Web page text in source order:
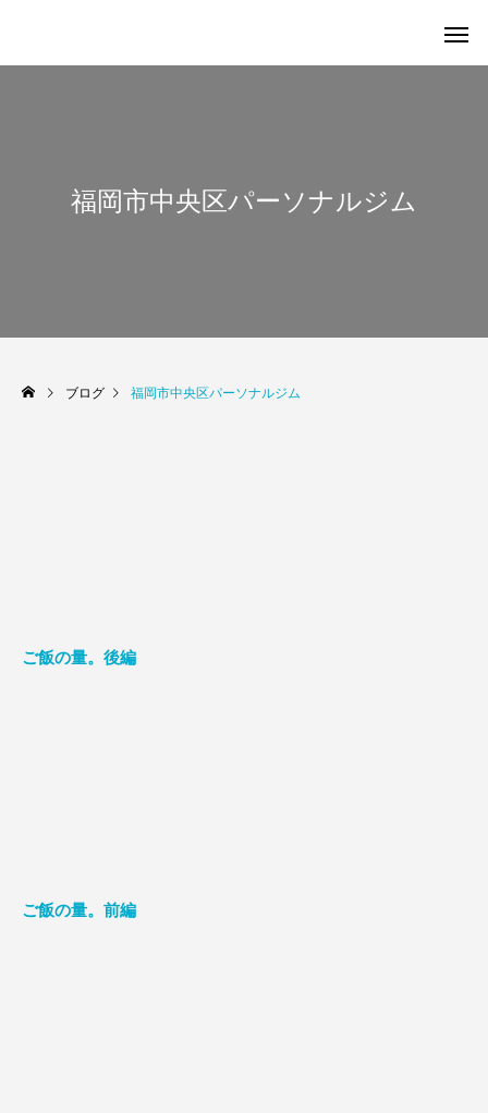
福岡市中央区パーソナルジム
ブログ 福岡市中央区パーソナルジム
ご飯の量。後編
ご飯の量。前編